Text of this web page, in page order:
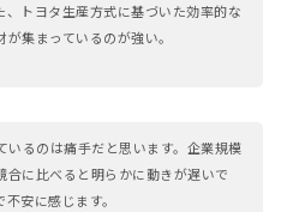
トヨタ生産方式に基づいた効率的な
集まっているのが強い。
いるのは痛手だと思います。企業規模
に比べると明らかに動きが遅いで
安に感じます。